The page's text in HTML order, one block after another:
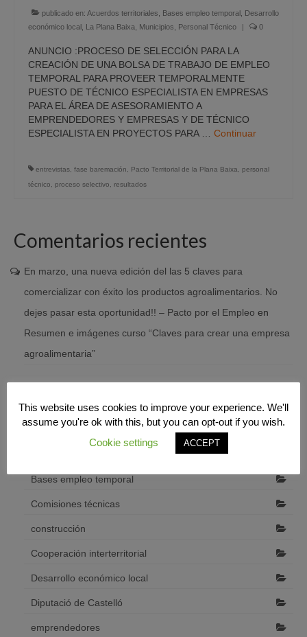
publicado en: Acuerdos territoriales Bases empleo temporal Desarrollo
económico local La Plana Baixa Municipios Personal Técnico | 0
ANUNCIO :PROCESO DE SELECCIÓN PARA LA
CREACIÓN DE UNA BOLSA DE TRABAJO DE EMPLEO
TEMPORAL PARA PROVEER TEMPORALMENTE
PUESTO DE TÉCNICO ESPECIALISTA EN EMPRESAS
PARA EL ÁREA DE ASESORAMIENTO A
EMPRENDEDORES Y EMPRESAS Y DE TÉCNICO
ESPECIALISTA EN PROYECTOS PARA … Continuar
entrevistas fase baremación Pacto Territorial de la Plana Baixa
personal
técnico
proceso selectivo resultados
Comentarios recientes
En marzo, una nueva edición del las 5 claves para
comercializar con éxito los productos agroalimentarios. No
dejes pasar esta oportunidad!! – Pacto por el Empleo en
Resumen e imágenes curso “Claves para crear una empresa
agroalimentaria”
Categorías
Acuerdos territoriales
Bases empleo temporal
Comisiones técnicas
construcción
Cooperación interterritorial
Desarrollo económico local
Diputació de Castelló
emprendedores
This website uses cookies to improve your experience. We'll
assume you're ok with this, but you can opt-out if you wish.
Cookie settings
ACCEPT